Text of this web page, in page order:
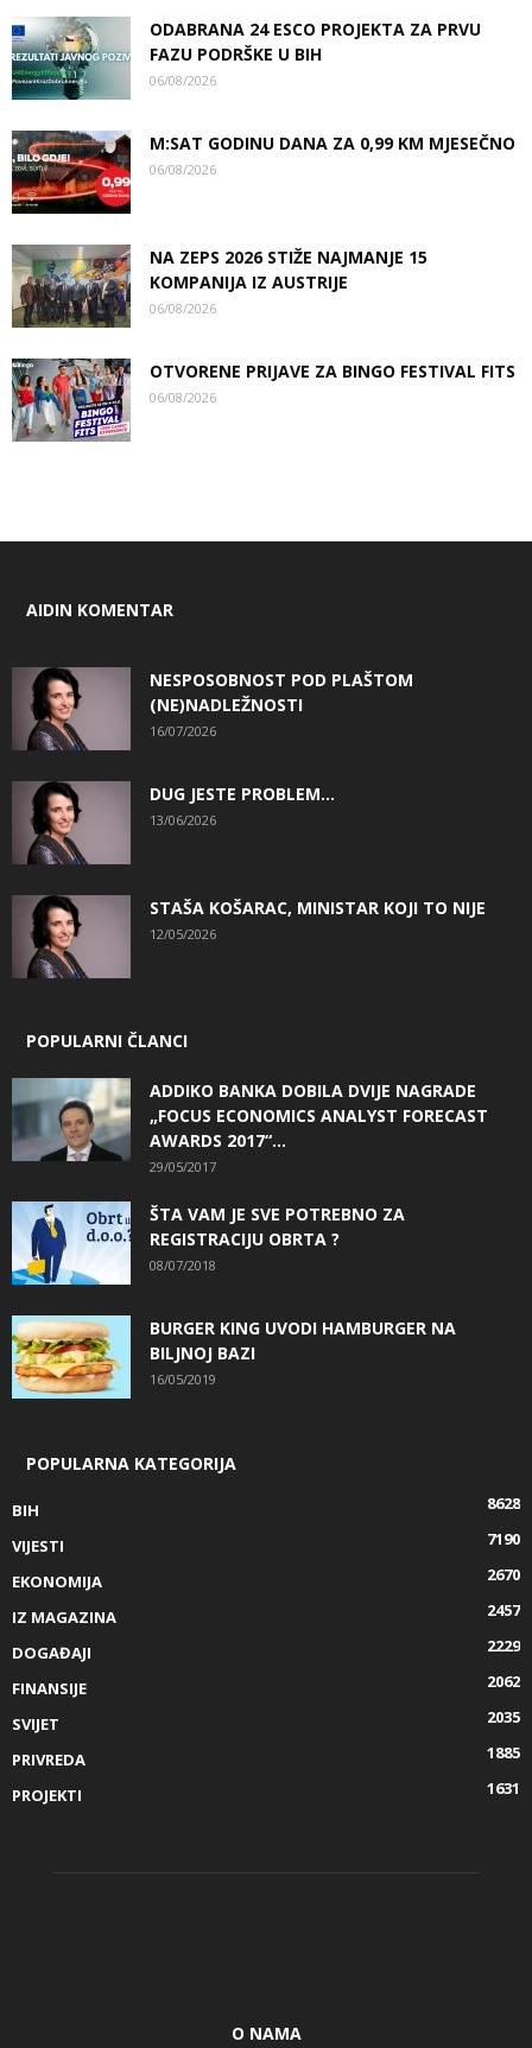
ODABRANA 24 ESCO PROJEKTA ZA PRVU
FAZU PODRŠKE U BIH
06/08/2026
M:SAT GODINU DANA ZA 0,99 KM MJESEČNO
06/08/2026
NA ZEPS 2026 STIŽE NAJMANJE 15
KOMPANIJA IZ AUSTRIJE
06/08/2026
OTVORENE PRIJAVE ZA BINGO FESTIVAL FITS
06/08/2026
AIDIN KOMENTAR
NESPOSOBNOST POD PLAŠTOM
(NE)NADLEŽNOSTI
16/07/2026
DUG JESTE PROBLEM…
13/06/2026
STAŠA KOŠARAC, MINISTAR KOJI TO NIJE
12/05/2026
POPULARNI ČLANCI
ADDIKO BANKA DOBILA DVIJE NAGRADE
„FOCUS ECONOMICS ANALYST FORECAST
AWARDS 2017“...
29/05/2017
ŠTA VAM JE SVE POTREBNO ZA
REGISTRACIJU OBRTA ?
08/07/2018
BURGER KING UVODI HAMBURGER NA
BILJNOJ BAZI
16/05/2019
POPULARNA KATEGORIJA
BIH
8628
VIJESTI
7190
EKONOMIJA
2670
IZ MAGAZINA
2457
DOGAĐAJI
2229
FINANSIJE
2062
SVIJET
2035
PRIVREDA
1885
PROJEKTI
1631
O NAMA